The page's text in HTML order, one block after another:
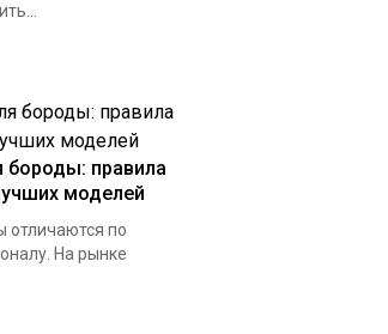
бороды: правила
моделей
отличаются по
На рынке